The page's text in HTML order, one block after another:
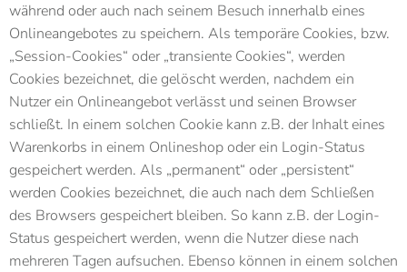
während oder auch nach seinem Besuch innerhalb eines
Onlineangebotes zu speichern. Als temporäre Cookies, bzw.
„Session-Cookies“ oder „transiente Cookies“, werden
Cookies bezeichnet, die gelöscht werden, nachdem ein
Nutzer ein Onlineangebot verlässt und seinen Browser
schließt. In einem solchen Cookie kann z.B. der Inhalt eines
Warenkorbs in einem Onlineshop oder ein Login-Status
gespeichert werden. Als „permanent“ oder „persistent“
werden Cookies bezeichnet, die auch nach dem Schließen
des Browsers gespeichert bleiben. So kann z.B. der Login-
Status gespeichert werden, wenn die Nutzer diese nach
mehreren Tagen aufsuchen. Ebenso können in einem solchen